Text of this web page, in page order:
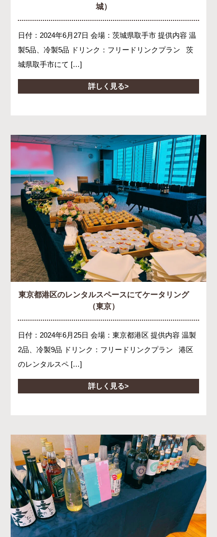
城）
日付：2024年6月27日 会場：茨城県取手市 提供内容 温
製5品、冷製5品 ドリンク：フリードリンクプラン 茨
城県取手市にて […]
詳しく見る
東京都港区のレンタルスペースにてケータリング
（東京）
日付：2024年6月25日 会場：東京都港区 提供内容 温製
2品、冷製9品 ドリンク：フリードリンクプラン 港区
のレンタルスペ […]
詳しく見る